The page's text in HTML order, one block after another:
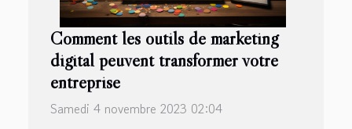
Comment les outils de marketing
digital peuvent transformer votre
entreprise
Samedi 4 novembre 2023 02:04